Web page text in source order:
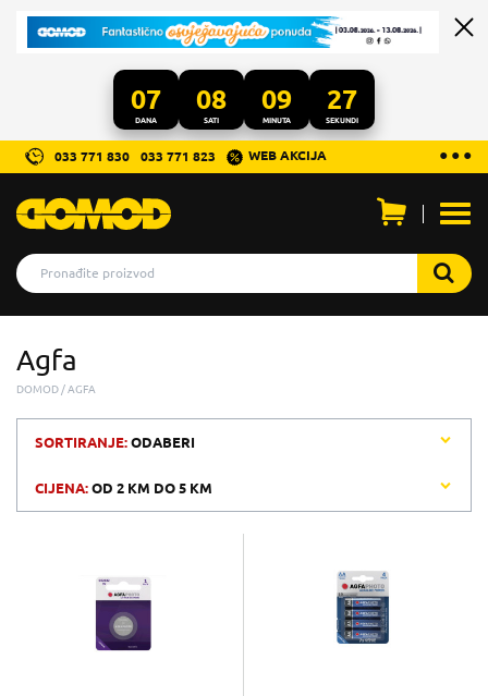
07
DANA
08
SATI
09
MINUTA
27
SEKUNDI
...
● ● ●
033 771 830 033 771 823 WEB AKCIJA
Agfa
DOMOD AGFA
SORTIRANJE:ODABERI
CIJENA:OD 2 KM DO5 KM